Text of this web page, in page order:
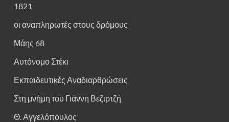
1821
οι αναπληρωτές στους δρόμους
Μάης 68
Αυτόνομο Στέκι
Εκπαιδευτικές Αναδιαρθρώσεις
Στη μνήμη του Γιάννη Βεζιρτζή
Θ. Αγγελόπουλος